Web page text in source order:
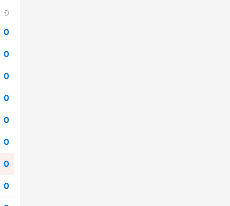
Đ
0
0
0
0
0
0
0
0